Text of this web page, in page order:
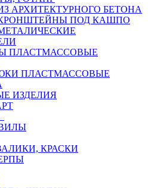
АРХИТЕКТУРНОГО БЕТОНА
ПОД КАШПО
ПЛАСТМАССОВЫЕ
ПЛАСТМАССОВЫЕ
ИЗДЕЛИЯ
КРАСКИ